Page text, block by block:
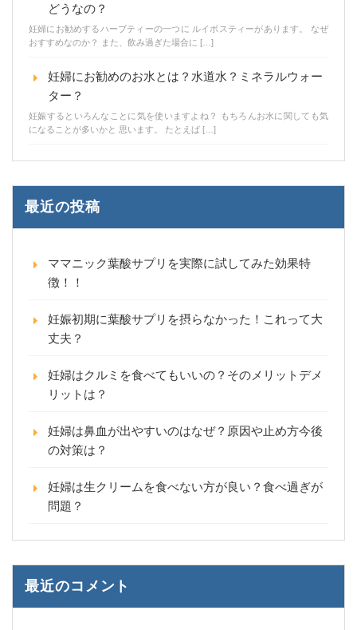
どうなの？
妊婦にお勧めするハーブティーの一つに ルイボスティーがあります。 なぜ
おすすめなのか？ また、飲み過ぎた場合に […]
妊婦にお勧めのお水とは？水道水？ミネラルウォー
ター？
妊娠するといろんなことに気を使いますよね？ もちろんお水に関しても気
になることが多いかと 思います。 たとえば […]
最近の投稿
ママニック葉酸サプリを実際に試してみた効果特
徴！！
妊娠初期に葉酸サプリを摂らなかった！これって大
丈夫？
妊婦はクルミを食べてもいいの？そのメリットデメ
リットは？
妊婦は鼻血が出やすいのはなぜ？原因や止め方今後
の対策は？
妊婦は生クリームを食べない方が良い？食べ過ぎが
問題？
最近のコメント